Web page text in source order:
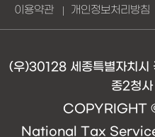
이용약관 개인정보처리방침
(우)30128 세종특별자치시
종2청
COPYRIGHT ©
National Tax